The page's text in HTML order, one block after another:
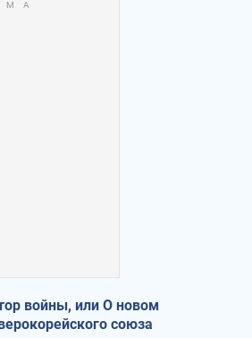
войны, или О новом
союза